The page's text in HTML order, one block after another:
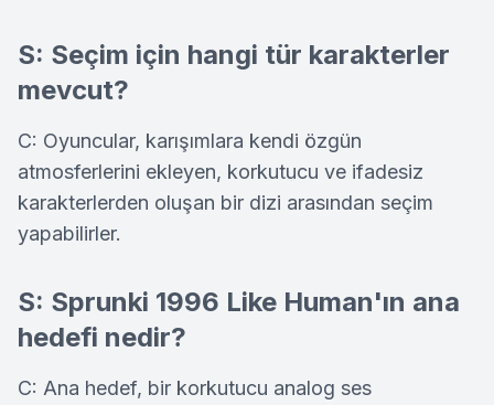
S: Seçim için hangi tür karakterler
mevcut?
C: Oyuncular, karışımlara kendi özgün
atmosferlerini ekleyen, korkutucu ve ifadesiz
karakterlerden oluşan bir dizi arasından seçim
yapabilirler.
S: Sprunki 1996 Like Human'ın ana
hedefi nedir?
C: Ana hedef, bir korkutucu analog ses